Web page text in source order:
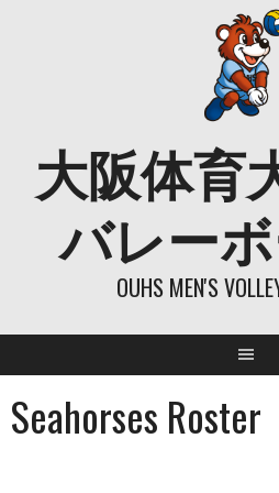
大阪体育
バレー
OUHS MEN'S
Seahorses Roster